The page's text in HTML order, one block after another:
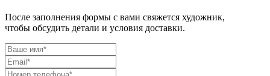
После заполнения формы с вами свяжется художник,
чтобы обсудить детали и условия доставки.